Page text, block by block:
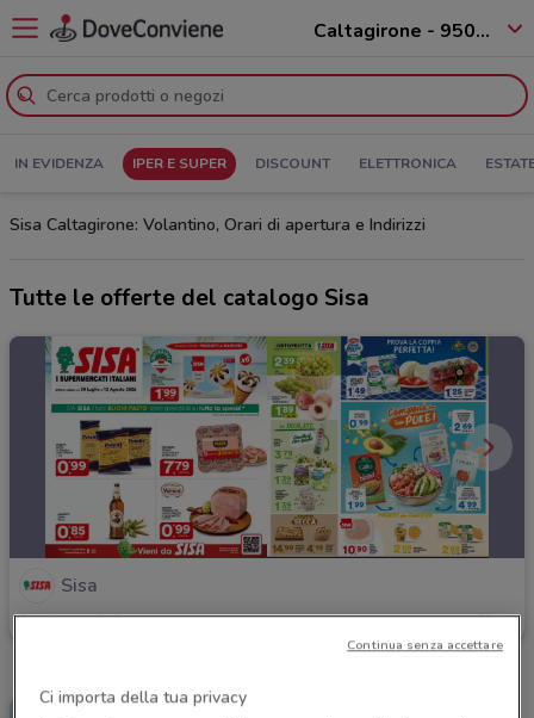
Caltagirone - 95041
IN EVIDENZA IPER E SUPER DISCOUNT ELETTRONICA
Sisa Caltagirone: Volantino, Orari di apertura e Indirizzi
Tutte le offerte del catalogo Sisa
Sisa
Scade mercoledì 21 km
Ci importa della tua privacy
Continua senza accettare